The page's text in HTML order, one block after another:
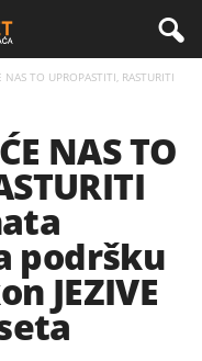
NAS TO UPROPASTITI, RASTURITI
NAS TO
podršku
JEZIVE